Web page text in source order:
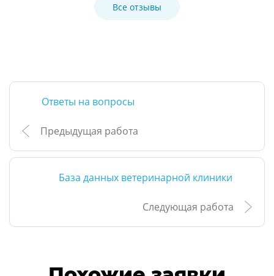
Все отзывы
Ответы на вопросы
Предыдущая работа
База данных ветеринарной клиники
Следующая работа